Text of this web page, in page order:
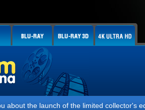
of the limited collector's edition